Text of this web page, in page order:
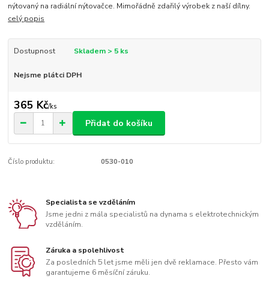
nýtovaný na radiální nýtovačce. Mimořádně zdařilý výrobek z naší dílny.
celý popis
Dostupnost Skladem > 5 ks
Nejsme plátci DPH
365 Kč/ks
Přidat do košíku
Číslo produktu: 0530-010
Specialista se vzděláním
Jsme jedni z mála specialistů na dynama s elektrotechnickým
vzděláním.
Záruka a spolehlivost
Za posledních 5 let jsme měli jen dvě reklamace. Přesto vám
garantujeme 6 měsíční záruku.